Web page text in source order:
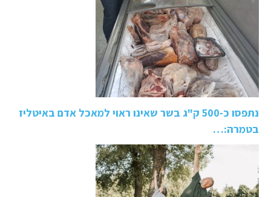
נתפסו כ-500 ק"ג בשר שאינו ראוי למאכל אדם באיטליז
בטמרה:…